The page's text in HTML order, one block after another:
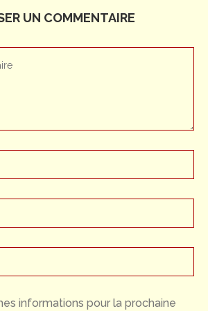
UN COMMENTAIRE
informations pour la prochaine